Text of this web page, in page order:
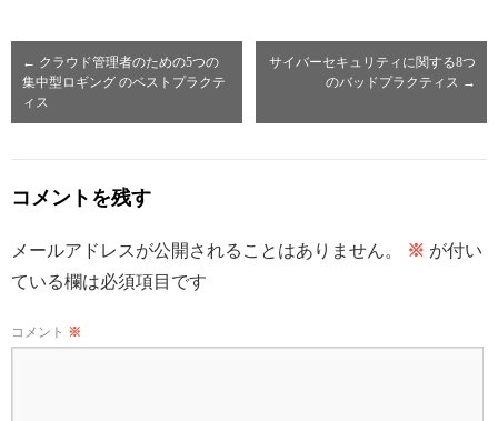
← クラウド管理者のための5つの
集中型ロギング のベストプラクテ
ィス
サイバーセキュリティに関する8つ
のバッドプラクティス →
コメントを残す
メールアドレスが公開されることはありません。 ※ が付い
ている欄は必須項目です
コメント ※